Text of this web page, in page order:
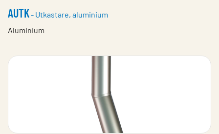
AUTK- Utkastare, aluminium
Aluminium